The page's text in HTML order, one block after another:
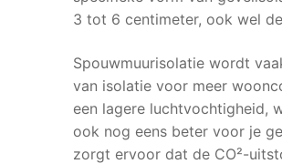
3 tot 6 centimeter, ook wel
Spouwmuurisolatie wordt
van isolatie voor meer
een lagere luchtvochtigheid,
ook nog eens beter voor je
zorgt ervoor dat de CO²-